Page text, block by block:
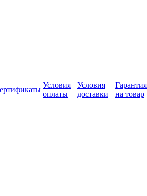
Условия
оплаты
Условия
доставки
Гарантия
на товар